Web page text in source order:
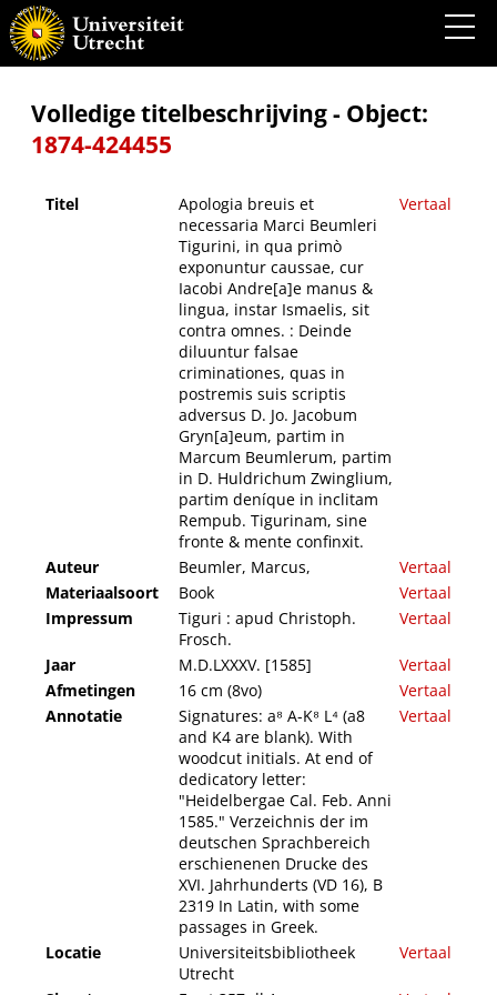
Apologia breuis et necessaria Marci Beumleri Tigurini, in qua primò exponuntur
caussae, cur Iacobi Andre[a]e manus & lingua, instar Ismaelis, sit contra omnes. :
Deinde diluuntur falsae criminationes, quas in postremis suis scriptis adversus D. Jo.
Jacobum Gryn[a]eum, partim in Marcum Beumlerum, partim in D. Huldrichum
Volledige titelbeschrijving - Object:
1874-424455
Titel
Apologia breuis et
necessaria Marci Beumleri
Tigurini, in qua primò
exponuntur caussae, cur
Iacobi Andre[a]e manus &
lingua, instar Ismaelis, sit
contra omnes. : Deinde
diluuntur falsae
criminationes, quas in
postremis suis scriptis
adversus D. Jo. Jacobum
Gryn[a]eum, partim in
Marcum Beumlerum, partim
in D. Huldrichum Zwinglium,
partim deníque in inclitam
Rempub. Tigurinam, sine
fronte & mente confinxit.
Vertaal
Auteur Beumler, Marcus,
Vertaal
Materiaalsoort
Book
Vertaal
Impressum
Tiguri : apud Christoph.
Frosch.
Vertaal
Jaar M.D.LXXXV. [1585]
Vertaal
Afmetingen
16 cm (8vo)
Vertaal
Annotatie
Signatures: a⁸ A-K⁸ L⁴ (a8
and K4 are blank). With
woodcut initials. At end of
dedicatory letter:
"Heidelbergae Cal. Feb. Anni
1585." Verzeichnis der im
deutschen Sprachbereich
erschienenen Drucke des
XVI. Jahrhunderts (VD 16), B
2319 In Latin, with some
passages in Greek.
Vertaal
Locatie
Universiteitsbibliotheek
Utrecht
Vertaal